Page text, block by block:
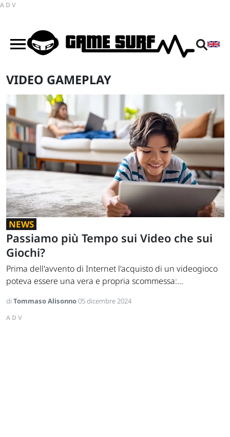
ADV
VIDEO GAMEPLAY
NEWS
Passiamo più Tempo sui Video che sui
Giochi?
Prima dell'avvento di Internet l'acquisto di un videogioco
poteva essere una vera e propria scommessa:...
di Tommaso Alisonno05 dicembre 2024
ADV